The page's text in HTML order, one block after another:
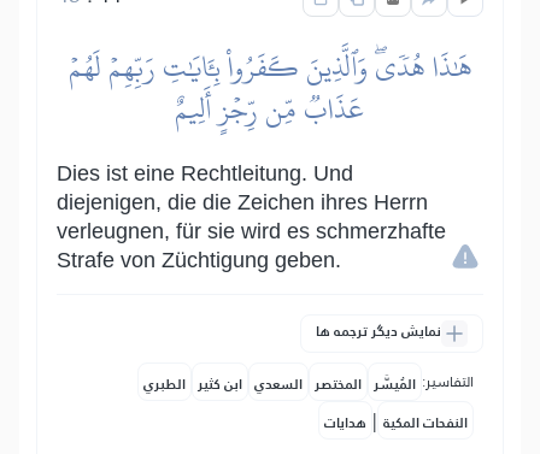
هَٰذَا هُدٗىۖ وَٱلَّذِينَ كَفَرُواْ بِـَٔايَٰتِ رَبِّهِمۡ لَهُمۡ
عَذَابٞ مِّن رِّجۡزٍ أَلِيمٌ
Dies ist eine Rechtleitung. Und
diejenigen, die die Zeichen ihres Herrn
verleugnen, für sie wird es schmerzhafte
Strafe von Züchtigung geben.
نمایش دیگر ترجمه ها
التفاسير: المُيسَّر المختصر السعدي ابن كثير الطبري
النفحات المكية | هدايات